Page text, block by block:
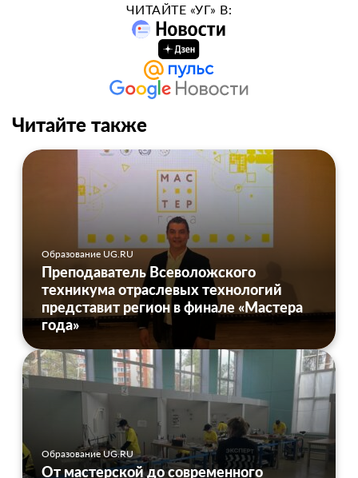
ЧИТАЙТЕ «УГ» В:
Читайте также
Образование UG.RU
Преподаватель Всеволожского
техникума отраслевых технологий
представит регион в финале «Мастера
года»
Образование UG.RU
От мастерской до современного